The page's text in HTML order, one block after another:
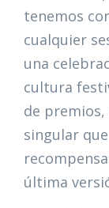
tenemos
cualquier
una
cultura
de
singular
última